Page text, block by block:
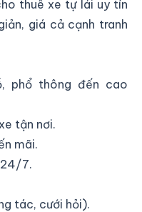
thuê xe tự lái uy tín
giá cả cạnh tranh
phổ thông đến cao
tận nơi.
mãi.
24/7.
tác, cưới hỏi).